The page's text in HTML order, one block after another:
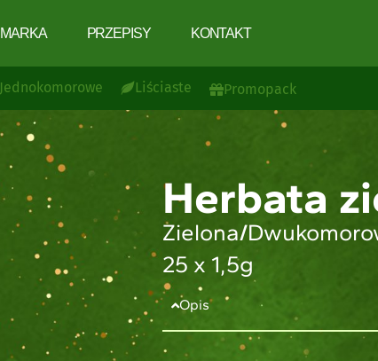
MARKA PRZEPISY KONTAKT
Jednokomorowe Liściaste Promopack
Herbata
Zielona/
25 x 1,5g
Opis